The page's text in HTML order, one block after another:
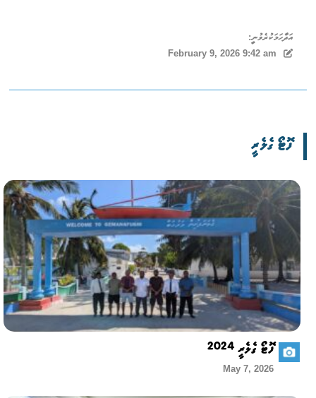
އަދާހަމަކުރެވުނީ:
February 9, 2026 9:42 am
ފޮޓޯ ގެލެރީ
ފޮޓޯ ގެލެރީ 2024
May 7, 2026